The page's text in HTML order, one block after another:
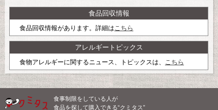
食品回収情報
食品回収情報があります。詳細はこちら
アレルギートピックス
食物アレルギーに関するニュース、トピックスは、 こちら
食事制限をしている人が
食品を探して購入できる“クミタス”